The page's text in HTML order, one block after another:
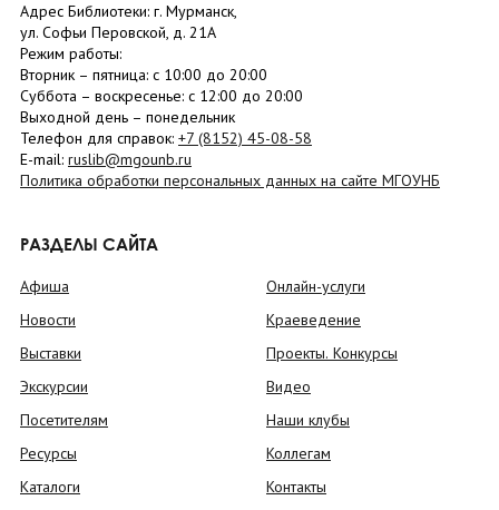
Адрес Библиотеки: г. Мурманск,
ул. Софьи Перовской, д. 21А
Режим работы:
Вторник – пятница: с 10:00 до 20:00
Суббота – воскресенье: c 12:00 до 20:00
Выходной день – понедельник
Телефон для справок: +7 (8152) 45-08-58
E-mail: ruslib@mgounb.ru
Политика обработки персональных данных на сайте МГОУНБ
РАЗДЕЛЫ САЙТА
Афиша
Новости
Выставки
Экскурсии
Посетителям
Ресурсы
Каталоги
Онлайн-услуги
Краеведение
Проекты. Конкурсы
Видео
Наши клубы
Коллегам
Контакты